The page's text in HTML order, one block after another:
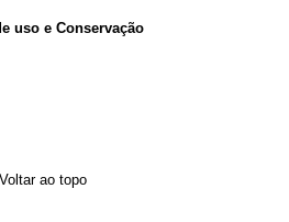
uso e Conservação
Voltar ao topo